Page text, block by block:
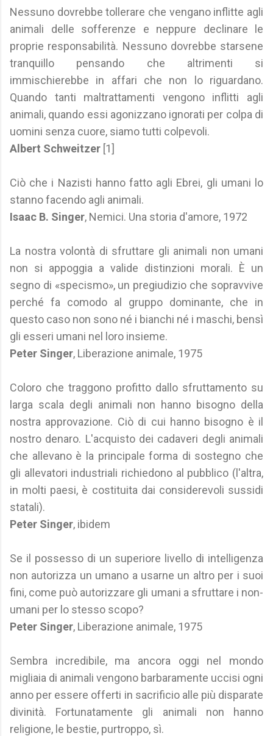
Nessuno dovrebbe tollerare che vengano inflitte agli
animali delle sofferenze e neppure declinare le
proprie responsabilità. Nessuno dovrebbe starsene
tranquillo pensando che altrimenti si
immischierebbe in affari che non lo riguardano.
Quando tanti maltrattamenti vengono inflitti agli
animali, quando essi agonizzano ignorati per colpa di
uomini senza cuore, siamo tutti colpevoli.
Albert Schweitzer [1]
Ciò che i Nazisti hanno fatto agli Ebrei, gli umani lo
stanno facendo agli animali.
Isaac B. Singer, Nemici. Una storia d'amore, 1972
La nostra volontà di sfruttare gli animali non umani
non si appoggia a valide distinzioni morali. È un
segno di «specismo», un pregiudizio che sopravvive
perché fa comodo al gruppo dominante, che in
questo caso non sono né i bianchi né i maschi, bensì
gli esseri umani nel loro insieme.
Peter Singer, Liberazione animale, 1975
Coloro che traggono profitto dallo sfruttamento su
larga scala degli animali non hanno bisogno della
nostra approvazione. Ciò di cui hanno bisogno è il
nostro denaro. L'acquisto dei cadaveri degli animali
che allevano è la principale forma di sostegno che
gli allevatori industriali richiedono al pubblico (l'altra,
in molti paesi, è costituita dai considerevoli sussidi
statali).
Peter Singer, ibidem
Se il possesso di un superiore livello di intelligenza
non autorizza un umano a usarne un altro per i suoi
fini, come può autorizzare gli umani a sfruttare i non-
umani per lo stesso scopo?
Peter Singer, Liberazione animale, 1975
Sembra incredibile, ma ancora oggi nel mondo
migliaia di animali vengono barbaramente uccisi ogni
anno per essere offerti in sacrificio alle più disparate
divinità. Fortunatamente gli animali non hanno
religione, le bestie, purtroppo, sì.